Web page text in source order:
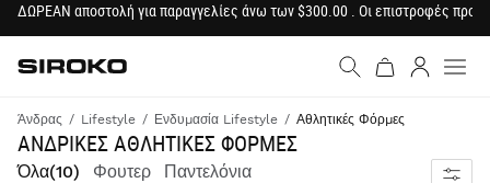
ΔΩΡΕΑΝ αποστολή για παραγγελίες άνω των $300.00 . Οι επιστροφές
Μετάβαση στην αρχική
Siroko.com
Άνδρας Lifestyle Ενδυμασία Lifestyle Αθλητικές Φόρμες
ΑΝΔΡΙΚΕΣ ΑΘΛΗΤΙΚΕΣ ΦΟΡΜΕΣ
Όλα(10) Φουτερ Παντελόνια